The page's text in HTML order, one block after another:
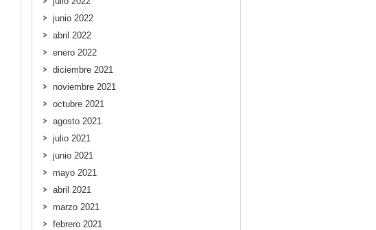
junio 2022
abril 2022
enero 2022
diciembre 2021
noviembre 2021
octubre 2021
agosto 2021
julio 2021
junio 2021
mayo 2021
abril 2021
marzo 2021
febrero 2021